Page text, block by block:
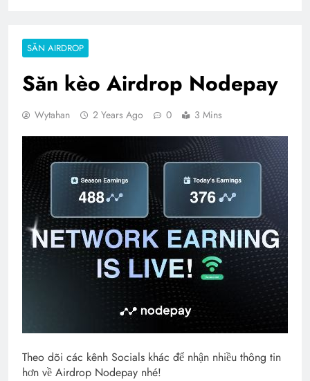
SĂN AIRDROP
Săn kèo Airdrop Nodepay
Wytahan 2 Years Ago 0 3 Mins
Theo dõi các kênh Socials khác để nhận nhiều thông tin
hơn về Airdrop Nodepay nhé!